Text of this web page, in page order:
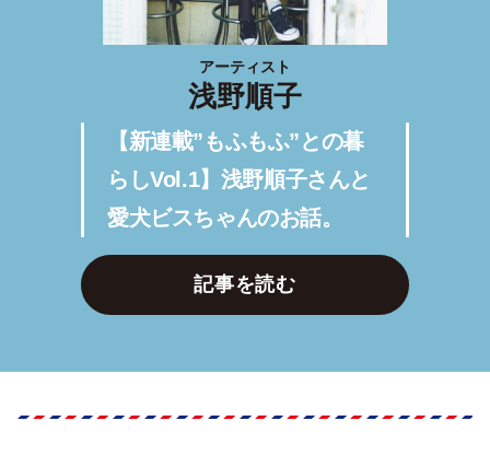
アーティスト
浅野順子
【新連載”もふもふ”との暮
らしVol.1】浅野順子さんと
愛犬ビスちゃんのお話。
記事を読む